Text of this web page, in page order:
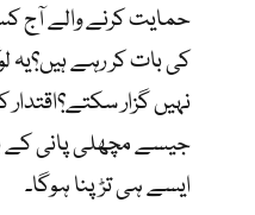
حمایت کرنے والے آج
نہیں گزار
جیسے مچھلی پانی کے
ایسے ہی تڑپنا ہوگا۔